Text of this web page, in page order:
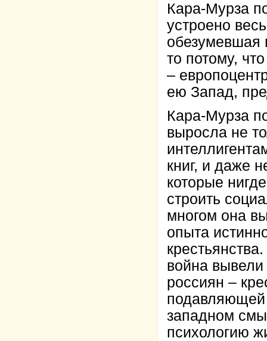
Кара-Мурза
устроено
обезумевшая
то потому,
–
ею Запад,
Кара-Мурза
выросла не
книг, и даже
которые
строить
многом она
опыта
война
россиян –
подавляющей
западном
психологию